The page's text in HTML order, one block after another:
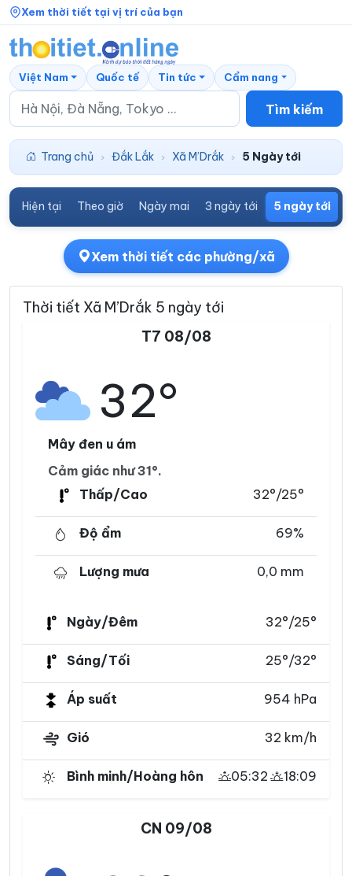
Xem thời tiết tại vị trí của bạn
Tìm kiếm
Việt Nam Quốc tế Tin tức Cẩm nang
Trang chủ › Đắk Lắk › Xã M’Drắk › 5 Ngày tới
Hiện tại Theo giờ Ngày mai 3 ngày tới 5 ngày tới
Xem thời tiết các phường/xã
Thời tiết Xã M’Drắk 5 ngày tới
T7 08/08
32°
Mây đen u ám
Cảm giác như 31°.
Thấp/Cao
32°/25°
Độ ẩm 69%
Lượng mưa 0,0 mm
Ngày/Đêm 32°/25°
Sáng/Tối 25°/32°
Áp suất 954 hPa
Gió 32 km/h
Bình minh/Hoàng hôn 05:32 18:09
CN 09/08